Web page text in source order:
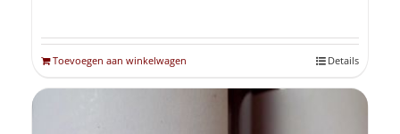
Toevoegen aan winkelwagen Details